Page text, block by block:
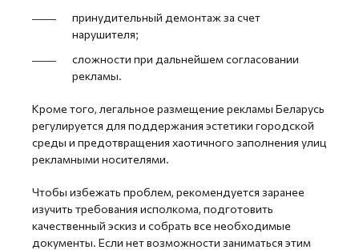
принудительный демонтаж за счет
нарушителя;
сложности при дальнейшем согласовании
рекламы.
Кроме того, легальное размещение рекламы Беларусь
регулируется для поддержания эстетики городской
среды и предотвращения хаотичного заполнения улиц
рекламными носителями.
Чтобы избежать проблем, рекомендуется заранее
изучить требования исполкома, подготовить
качественный эскиз и собрать все необходимые
документы. Если нет возможности заниматься этим